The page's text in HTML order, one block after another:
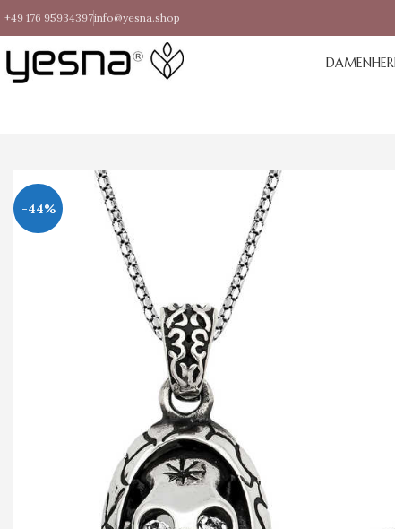
+49 176 95934397info@yesna.shop
DAMEN
-44%